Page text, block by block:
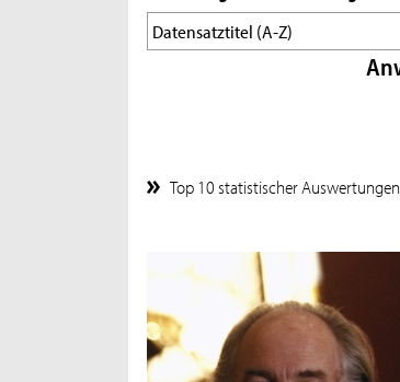
Top 10 statistischer Auswertungen